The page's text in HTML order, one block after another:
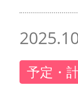
予定・